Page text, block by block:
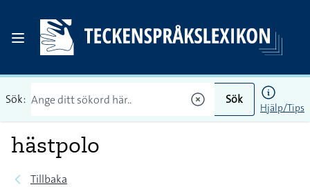
Sök: Sök
Hjälp/Tips
hästpolo
Tillbaka